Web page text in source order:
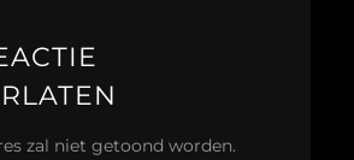
zal niet getoond worden.